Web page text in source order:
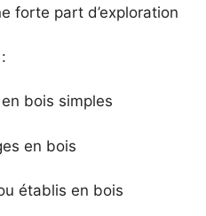
forte part d’exploration
:
bois simples
en bois
établis en bois